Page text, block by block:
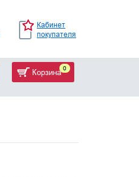
Кабинет
покупателя
Корзина 0